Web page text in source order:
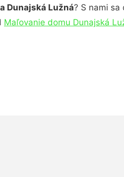
Dunajská Lužná? S nami
Maľovanie domu Dunajská